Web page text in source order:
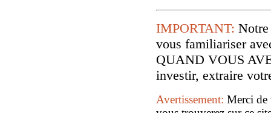
IMPORTANT:
vous familiariser
QUAND VOUS
investir, extraire
Avertissement: Merci de